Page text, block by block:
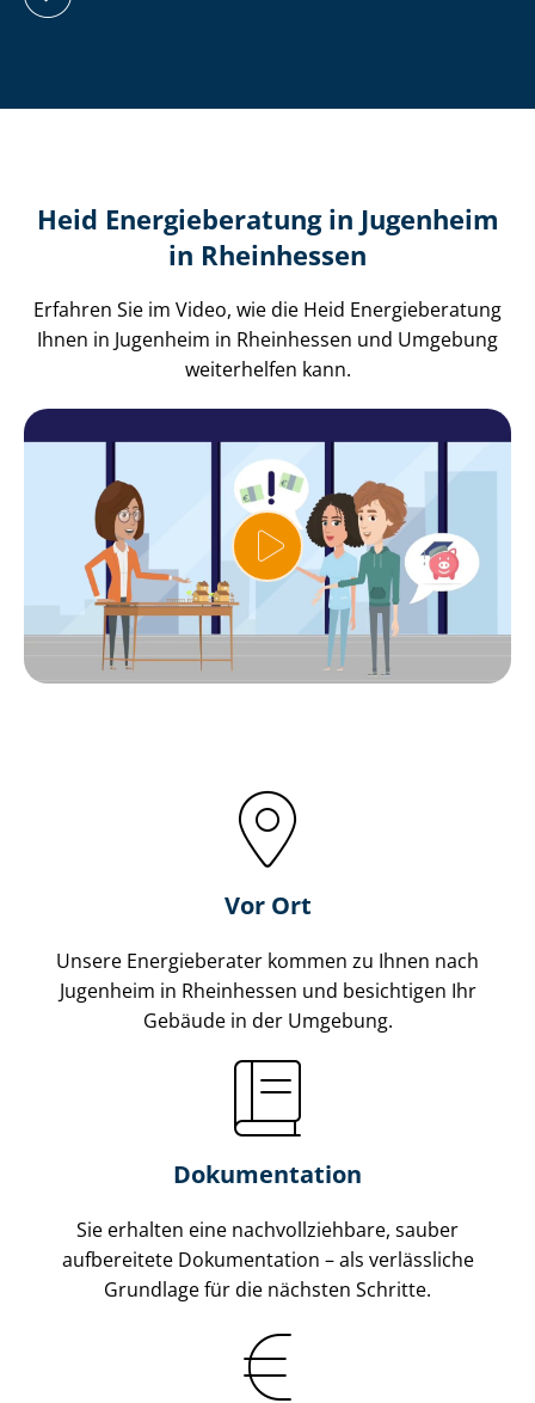
Heid Energieberatung in Jugenheim
in Rheinhessen
Erfahren Sie im Video, wie die Heid Energieberatung
Ihnen in Jugenheim in Rheinhessen und Umgebung
weiterhelfen kann.
Vor Ort
Unsere Energieberater kommen zu Ihnen nach
Jugenheim in Rheinhessen und besichtigen Ihr
Gebäude in der Umgebung.
Dokumentation
Sie erhalten eine nach­voll­zieh­ba­re, sauber
aufbereitete Dokumentation – als verlässliche
Grundlage für die nächsten Schritte.